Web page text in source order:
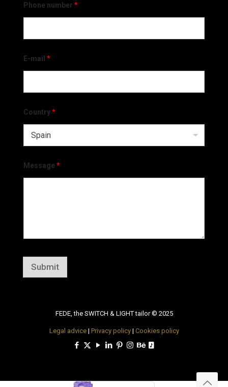
Phone number *
E-mail *
Country*
Message *
Submit
FEDE, the SWITCH & LIGHT tailor © 2025
Legal advice| Privacy policy| Cookies policy